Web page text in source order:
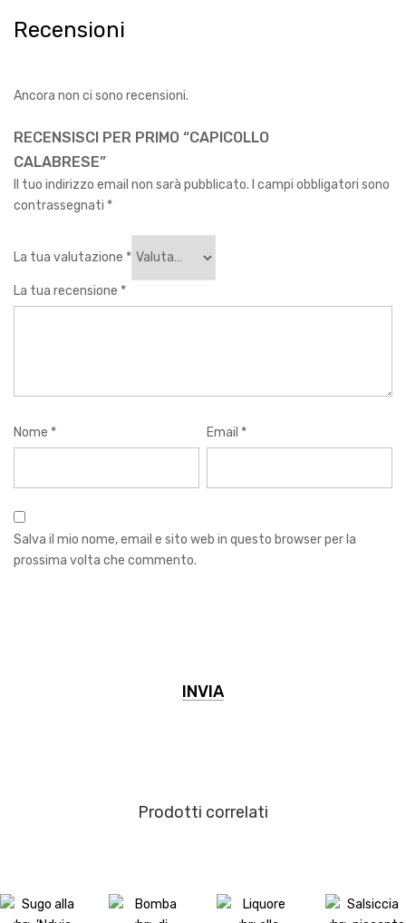
Recensioni
Ancora non ci sono recensioni.
RECENSISCI PER PRIMO “CAPICOLLO
CALABRESE”
Il tuo indirizzo email non sarà pubblicato. I campi obbligatori sono
contrassegnati *
La tua valutazione *
La tua recensione *
Nome * Email *
Salva il mio nome, email e sito web in questo browser per la
prossima volta che commento.
Prodotti correlati